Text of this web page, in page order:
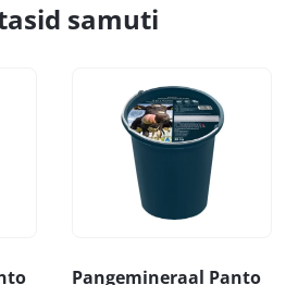
samuti
Pangemineraal Panto